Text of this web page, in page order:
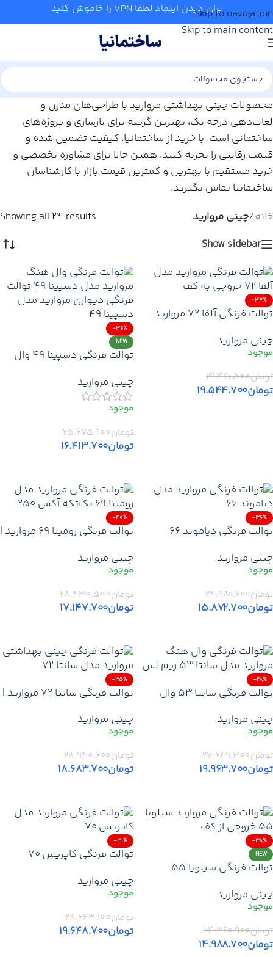
Skip to navigation
Skip to main content
برای دیدن اینماد لطفا VPN را خاموش کنید
محصولات چینی بهداشتی مروارید با طراحی‌های مدرن و
لعاب‌دهی درجه یک، بهترین گزینه برای بازسازی و پروژه‌های
ساختمانی است. با خرید از ساختمانیا، کیفیت تضمین شده و
قیمت رقابتی را تجربه کنید. همین حالا برای مشاوره تخصصی و
خرید مستقیم با بهترین و کمترین قیمت بازار با کارشناسان
ساختمانیا تماس بگیرید.
خانه/چینی مروارید
Showing all 24 results
Show sidebar
-34%
توالت فرنگی آلفا 72 مروارید
+ تخفیف + ارسال
چینی مروارید
تومان۲۹.۴۶۱.۵۰۰
تومان۱۹.۵۴۴.۷۰۰
-36%
NEW
توالت فرنگی دسپینا ۴۹ وال
هنگ مروارید با گارانتی +
تخفیف + ارسال
چینی مروارید
تومان۲۵.۶۷۵.۹۰۰
تومان۱۶.۴۱۳.۷۰۰
-36%
توالت فرنگی دیاموند ۶۶
کیفیت عالی
چینی مروارید
تومان۲۴.۹۸۰.۶۰۰
تومان۱۵.۸۷۲.۷۰۰
-40%
توالت فرنگی رومینا ۶۹ مروارید |
خرید فرنگی مروارید + گارانتی
معتبر + ارسال سریع
چینی مروارید
تومان۲۸.۴۳۰.۵۰۰
تومان۱۷.۱۴۷.۷۰۰
-28%
توالت فرنگی سانتا ۵۳ وال
هنگ ریم لس سانتا + گارانتی +
ارسال
چینی مروارید
تومان۲۷.۶۴۹.۳۰۰
تومان۱۹.۹۶۳.۷۰۰
-35%
توالت فرنگی سانتا ۷۲ مروارید |
گارانتی + ارسال سریع
چینی مروارید
تومان۲۸.۹۴۰.۶۰۰
تومان۱۸.۶۸۳.۷۰۰
-38%
NEW
توالت فرنگی سیلویا ۵۵
فرنگی مروارید + گارانتی +
ارسال
چینی مروارید
تومان۲۴.۳۶۰.۹۰۰
تومان۱۴.۹۸۸.۷۰۰
-31%
توالت فرنگی کاپریس ۷۰
فرنگی مروارید خروجی از کف +
گارانتی + ارسال
چینی مروارید
تومان۲۸.۶۴۳.۱۰۰
تومان۱۹.۶۴۸.۷۰۰